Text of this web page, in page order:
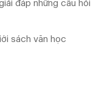
đáp những câu hỏi
sách văn học